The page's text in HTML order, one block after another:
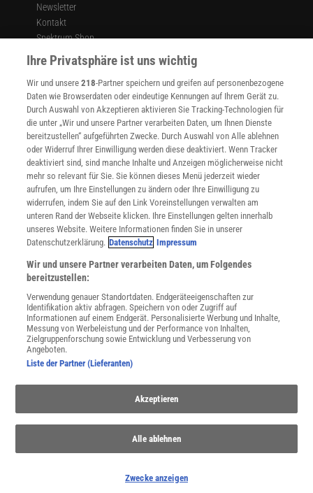
Newsletter
Kontakt
Spektrum Shop
Im Handel kaufen
Presse
Verträge kündigen
INFO
Mediadaten
Datenschutz
Nutzungsbedingungen
Cookie-Einstellungen
Utiq verwalten
Nutzungsbasierte Onlinewerbung
Alle Artikel
Impressum
Angebote für Schulen
Angebote für Institutionen
Sprachen lernen mit Gymglish
Lexika
Für Spektrum schreiben
Zugänglichkeitserklärung
WEBSEITEN
KielSCN
Wissenschaft in die Schulen
SciLogs
Ihre Privatsphäre ist uns wichtig
Wir und unsere218-Partner speichern und greifen auf personenbezogene
Daten wie Browserdaten oder eindeutige Kennungen auf Ihrem Gerät zu.
Durch Auswahl von Akzeptieren aktivieren Sie Tracking-Technologien für
die unter „Wir und unsere Partner verarbeiten Daten, um Ihnen Dienste
bereitzustellen“ aufgeführten Zwecke. Durch Auswahl von Alle ablehnen
oder Widerruf Ihrer Einwilligung werden diese deaktiviert. Wenn Tracker
deaktiviert sind, sind manche Inhalte und Anzeigen möglicherweise nicht
mehr so relevant für Sie. Sie können dieses Menü jederzeit wieder
aufrufen, um Ihre Einstellungen zu ändern oder Ihre Einwilligung zu
widerrufen, indem Sie auf den Link Voreinstellungen verwalten am
unteren Rand der Webseite klicken. Ihre Einstellungen gelten innerhalb
unseres Website. Weitere Informationen finden Sie in unserer
Datenschutzerklärung. Datenschutz Impressum
Wir und unsere Partner verarbeiten Daten, um Folgendes
bereitzustellen:
Verwendung genauer Standortdaten. Endgeräteeigenschaften zur
Identifikation aktiv abfragen. Speichern von oder Zugriff auf
Informationen auf einem Endgerät. Personalisierte Werbung und Inhalte,
Messung von Werbeleistung und der Performance von Inhalten,
Zielgruppenforschung sowie Entwicklung und Verbesserung von
Angeboten.
Liste der Partner (Lieferanten)
Akzeptieren
Alle ablehnen
Zwecke anzeigen